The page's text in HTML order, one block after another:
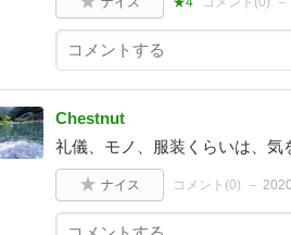
Chestnut
礼儀、モノ、服装くらいは、気
ナイス コメント(0)